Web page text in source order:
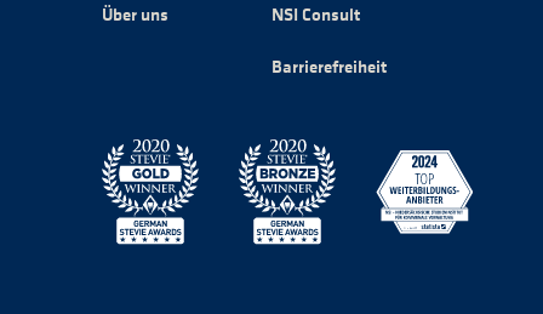
Über uns NSI Consult
Barrierefreiheit